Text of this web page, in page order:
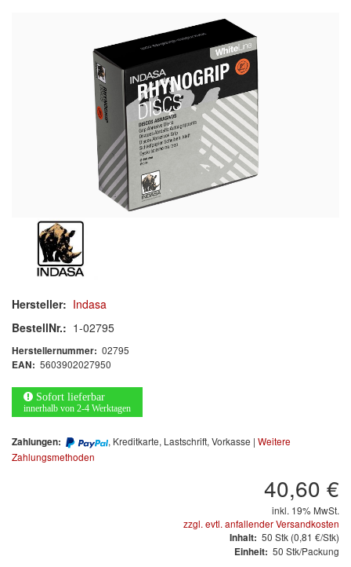
Zubehör/Hilfsmittel
Kleben & Beschichten
Polieren
Malerbedarf & Zubehör
Reinigen
Arbeitsschutz
Luftfilter
Restposten
Hersteller: Indasa
BestellNr.: 1-02795
Herstellernummer: 02795
EAN: 5603902027950
Sofort lieferbar
innerhalb von 2-4 Werktagen
Zahlungen: , Kreditkarte, Lastschrift, Vorkasse | Weitere
Zahlungsmethoden
40,60 €
inkl. 19% MwSt.
zzgl. evtl. anfallender Versandkosten
Inhalt: 50 Stk (0,81 €/Stk)
Einheit: 50 Stk/Packung